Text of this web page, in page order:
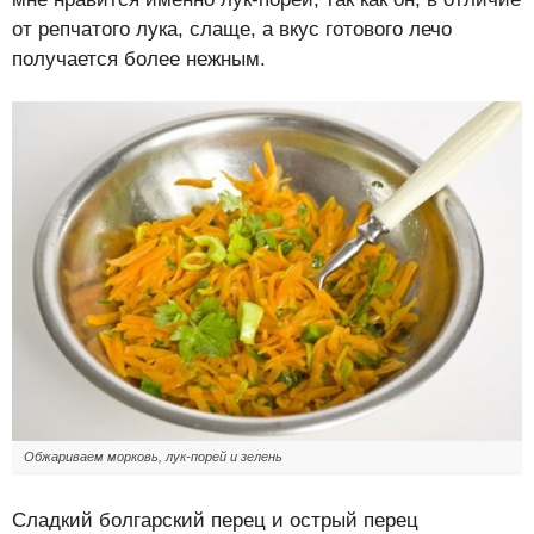
от репчатого лука, слаще, а вкус готового лечо
получается более нежным.
Обжариваем морковь, лук-порей и зелень
Сладкий болгарский перец и острый перец